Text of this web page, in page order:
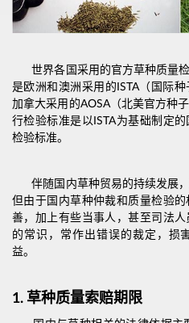
世界各国采用的官方草种质量检
是欧洲和澳洲采用的ISTA（国际
加拿大采用的AOSA（北美官方种
行检验标准是以ISTA为基础制定
检验标准。
伴随国内草种贸易的持续发展，
但由于国内草种仲裁和质量检验
善，加上有些当事人，甚至司法
的常识，常作出错误的裁定，损
益。
1. 草种质量索赔期限